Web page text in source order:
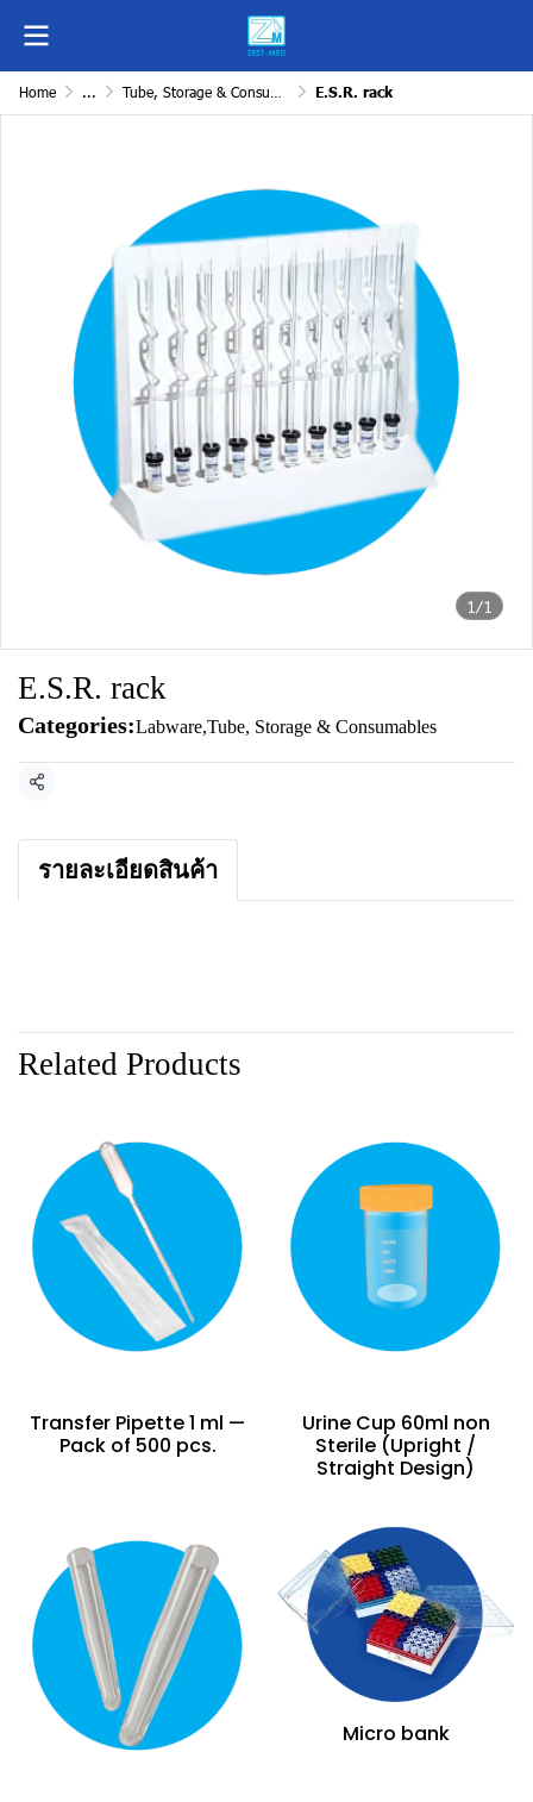
Home ... Tube, Storage & Consumables E.S.R. rack
1/1
E.S.R. rack
Categories:Labware,Tube, Storage & Consumables
Share
รายละเอียดสินค้า
Related Products
Transfer Pipette 1 ml —
Pack of 500 pcs.
Urine Cup 60ml non
Sterile (Upright /
Straight Design)
Micro bank